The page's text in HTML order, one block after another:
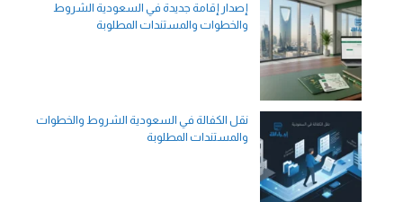
إصدار إقامة جديدة في السعودية الشروط
والخطوات والمستندات المطلوبة
نقل الكفالة في السعودية الشروط والخطوات
والمستندات المطلوبة